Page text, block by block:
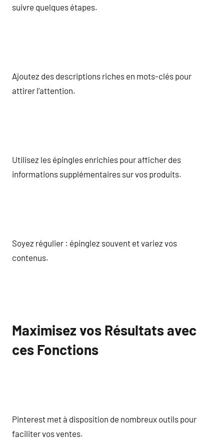
suivre quelques étapes.
Ajoutez des descriptions riches en mots-clés pour
attirer l’attention.
Utilisez les épingles enrichies pour afficher des
informations supplémentaires sur vos produits.
Soyez régulier : épinglez souvent et variez vos
contenus.
Maximisez vos Résultats avec
ces Fonctions
Pinterest met à disposition de nombreux outils pour
faciliter vos ventes.